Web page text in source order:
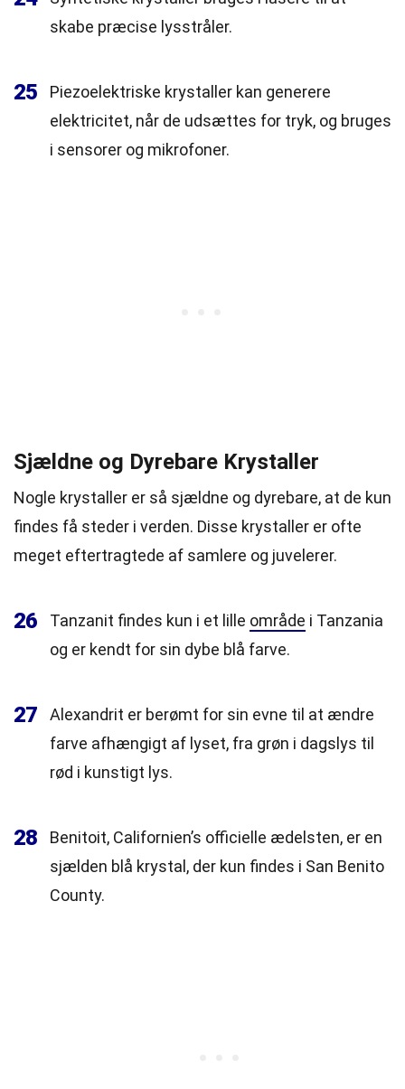
skabe præcise lysstråler.
25
Piezoelektriske krystaller kan generere
elektricitet, når de udsættes for tryk, og bruges
i sensorer og mikrofoner.
Sjældne og Dyrebare Krystaller
Nogle krystaller er så sjældne og dyrebare, at de kun
findes få steder i verden. Disse krystaller er ofte
meget eftertragtede af samlere og juvelerer.
26 Tanzanit findes kun i et lille område i Tanzania
og er kendt for sin dybe blå farve.
27
Alexandrit er berømt for sin evne til at ændre
farve afhængigt af lyset, fra grøn i dagslys til
rød i kunstigt lys.
28
Benitoit, Californien’s officielle ædelsten, er en
sjælden blå krystal, der kun findes i San Benito
County.